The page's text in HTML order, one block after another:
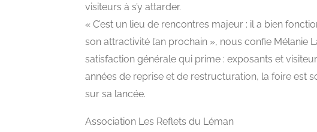
visiteurs à s’y attarder.
« C’est un lieu de rencontres majeur : il a bien
son attractivité l’an prochain », nous confie Mélanie
satisfaction générale qui prime : exposants et
années de reprise et de restructuration, la foire est
sur sa lancée.
Association Les Reflets du Léman